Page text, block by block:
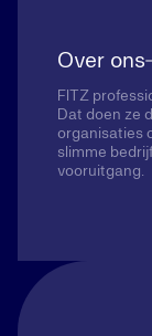
Over ons
FITZ
Dat doen ze
organisaties
slimme
vooruitgang.